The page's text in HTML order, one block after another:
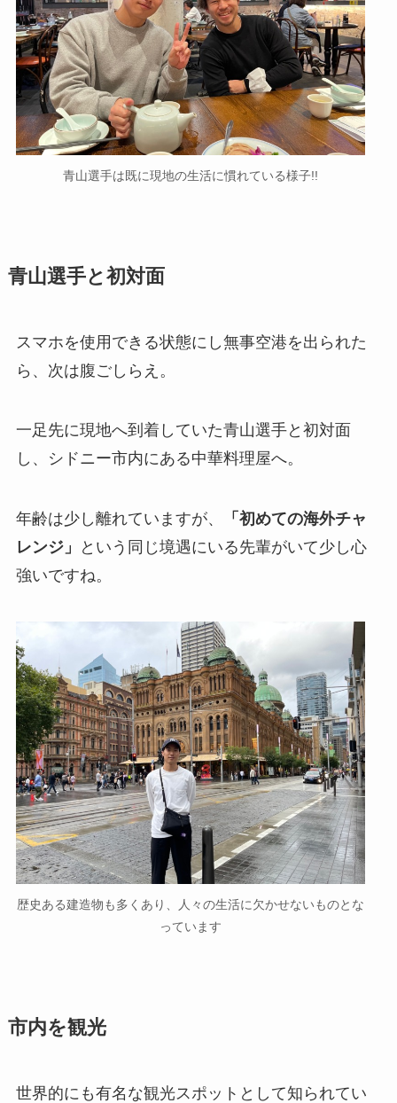
青山選手は既に現地の生活に慣れている様子!!
青山選手と初対面
スマホを使用できる状態にし無事空港を出られた
ら、次は腹ごしらえ。
一足先に現地へ到着していた青山選手と初対面
し、シドニー市内にある中華料理屋へ。
年齢は少し離れていますが、
「初めての海外チャ
レンジ」
という同じ境遇にいる先輩がいて少し心
強いですね。
歴史ある建造物も多くあり、人々の生活に欠かせないものとな
っています
市内を観光
世界的にも有名な観光スポットとして知られてい